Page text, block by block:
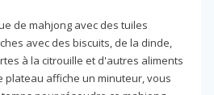
de mahjong avec des tuiles
avec des biscuits, de la dinde,
à la citrouille et d'autres aliments
plateau affiche un minuteur, vous